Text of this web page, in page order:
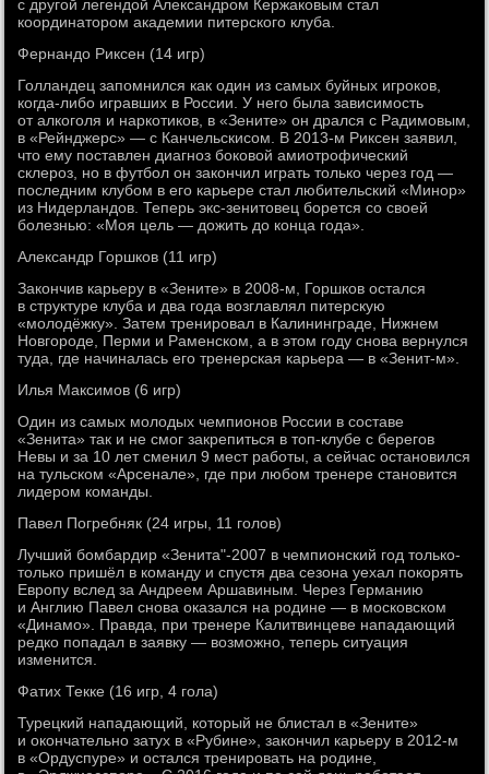
с другой легендой Александром Кержаковым стал
координатором академии питерского клуба.
Фернандо Риксен (14 игр)
Голландец запомнился как один из самых буйных игроков,
когда-либо игравших в России. У него была зависимость
от алкоголя и наркотиков, в «Зените» он дрался с Радимовым,
в «Рейнджерс» — с Канчельскисом. В 2013-м Риксен заявил,
что ему поставлен диагноз боковой амиотрофический
склероз, но в футбол он закончил играть только через год —
последним клубом в его карьере стал любительский «Минор»
из Нидерландов. Теперь экс-зенитовец борется со своей
болезнью: «Моя цель — дожить до конца года».
Александр Горшков (11 игр)
Закончив карьеру в «Зените» в 2008-м, Горшков остался
в структуре клуба и два года возглавлял питерскую
«молодёжку». Затем тренировал в Калининграде, Нижнем
Новгороде, Перми и Раменском, а в этом году снова вернулся
туда, где начиналась его тренерская карьера — в «Зенит-м».
Илья Максимов (6 игр)
Один из самых молодых чемпионов России в составе
«Зенита» так и не смог закрепиться в топ-клубе с берегов
Невы и за 10 лет сменил 9 мест работы, а сейчас остановился
на тульском «Арсенале», где при любом тренере становится
лидером команды.
Павел Погребняк (24 игры, 11 голов)
Лучший бомбардир «Зенита"-2007 в чемпионский год только-
только пришёл в команду и спустя два сезона уехал покорять
Европу вслед за Андреем Аршавиным. Через Германию
и Англию Павел снова оказался на родине — в московском
«Динамо». Правда, при тренере Калитвинцеве нападающий
редко попадал в заявку — возможно, теперь ситуация
изменится.
Фатих Текке (16 игр, 4 гола)
Турецкий нападающий, который не блистал в «Зените»
и окончательно затух в «Рубине», закончил карьеру в 2012-м
в «Ордуспуре» и остался тренировать на родине,